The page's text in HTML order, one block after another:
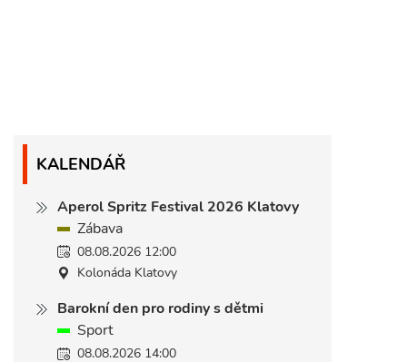
KALENDÁŘ
Aperol Spritz Festival 2026 Klatovy
Zábava
08.08.2026 12:00
Kolonáda Klatovy
Barokní den pro rodiny s dětmi
Sport
08.08.2026 14:00